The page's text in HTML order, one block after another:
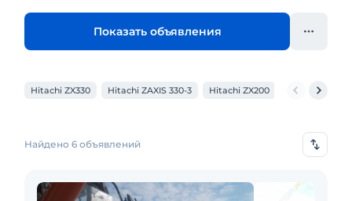
Показать объявления
Hitachi ZX330 Hitachi ZAXIS 330-3 Hitachi ZX200 Hitachi
Найдено 6 объявлений